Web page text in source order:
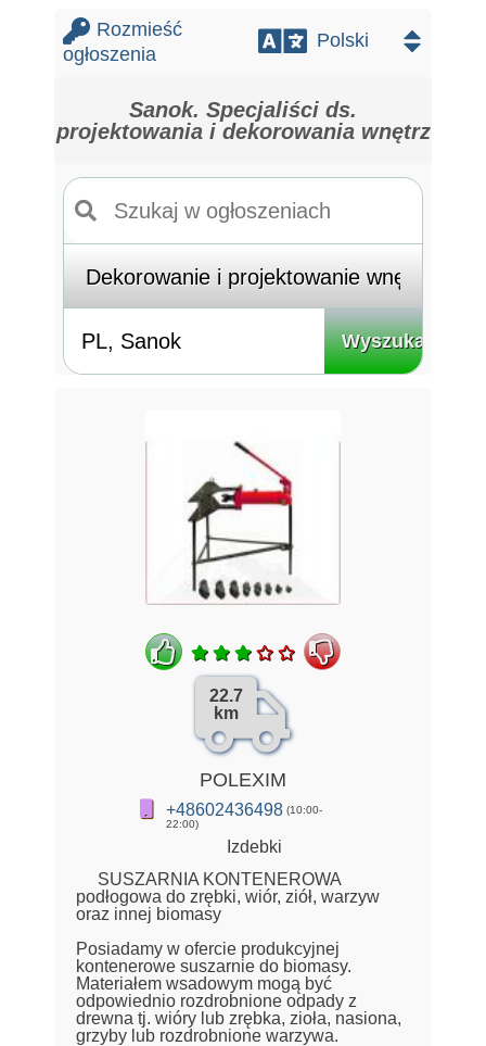
Rozmieść
ogłoszenia
Sanok. Specjaliści ds.
projektowania i dekorowania wnętrz
Wyszukaj
22.7
km
POLEXIM
+48602436498 (10:00-
22:00)
Izdebki
SUSZARNIA KONTENEROWA
podłogowa do zrębki, wiór, ziół, warzyw
oraz innej biomasy
Posiadamy w ofercie produkcyjnej
kontenerowe suszarnie do biomasy.
Materiałem wsadowym mogą być
odpowiednio rozdrobnione odpady z
drewna tj. wióry lub zrębka, zioła, nasiona,
grzyby lub rozdrobnione warzywa.